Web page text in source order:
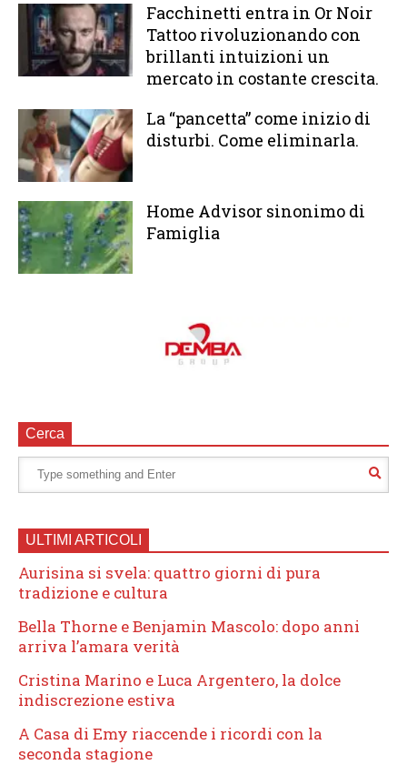
Facchinetti entra in Or Noir
Tattoo rivoluzionando con
brillanti intuizioni un
mercato in costante crescita.
La “pancetta” come inizio di
disturbi. Come eliminarla.
Home Advisor sinonimo di
Famiglia
Cerca
ULTIMI ARTICOLI
Aurisina si svela: quattro giorni di pura
tradizione e cultura
Bella Thorne e Benjamin Mascolo: dopo anni
arriva l’amara verità
Cristina Marino e Luca Argentero, la dolce
indiscrezione estiva
A Casa di Emy riaccende i ricordi con la
seconda stagione